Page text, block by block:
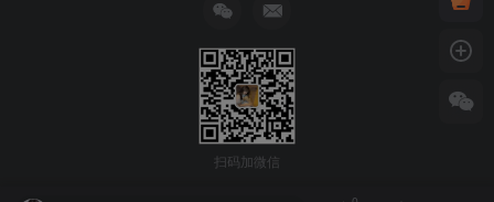
扫码加微信